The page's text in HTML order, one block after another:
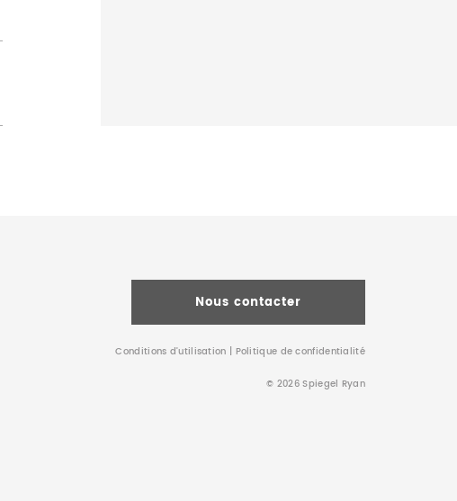
Nous contacter
Conditions d’utilisation Politique de confidentialité
© 2026 Spiegel Ryan